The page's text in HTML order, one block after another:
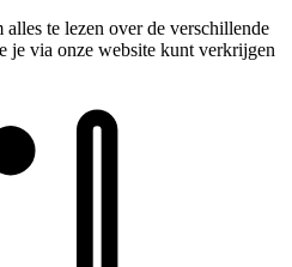
alles te lezen over de verschillende
je via onze website kunt verkrijgen